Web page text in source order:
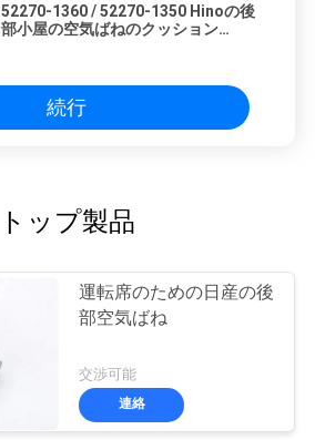
52270-1360 / 52270-1350 Hinoの後
部小屋の空気ばねのクッション
続行
トップ製品
運転席のための日産の後
部空気ばね
交渉可能
連絡